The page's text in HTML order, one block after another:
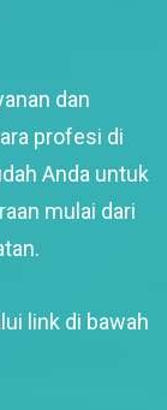
dan
profesi di
Anda untuk
mulai dari
link di bawah